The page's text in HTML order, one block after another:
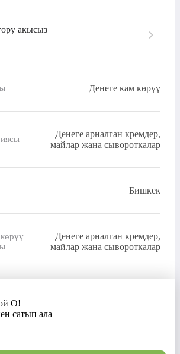
акысыз
Денеге кам көрүү
Денеге арналган кремдер,
майлар жана сывороткалар
Бишкек
Денеге арналган кремдер,
майлар жана сывороткалар
О!
сатып ала